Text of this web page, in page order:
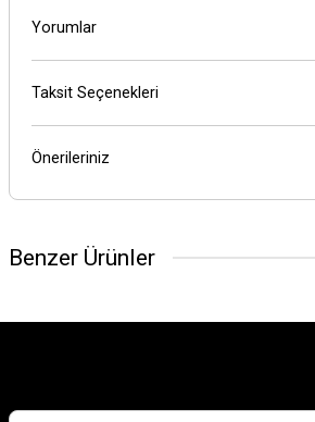
Yorumlar
Taksit Seçenekleri
Önerileriniz
Benzer Ürünler